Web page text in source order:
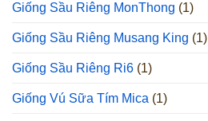
Giống Sầu Riêng MonThong (1)
Giống Sầu Riêng Musang King (1)
Giống Sầu Riêng Ri6 (1)
Giống Vú Sữa Tím Mica (1)